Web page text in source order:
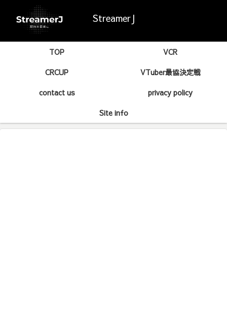
StreamerJ
TOP
VCR
CRCUP
VTuber最協決定戦
contact us
privacy policy
Site info